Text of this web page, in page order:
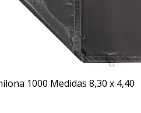
1000 Medidas 8,30 x 4,40